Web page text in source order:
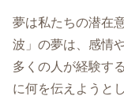
夢は私たちの潜在
波」の夢は、感情
多くの人が経験す
に何を伝えようと